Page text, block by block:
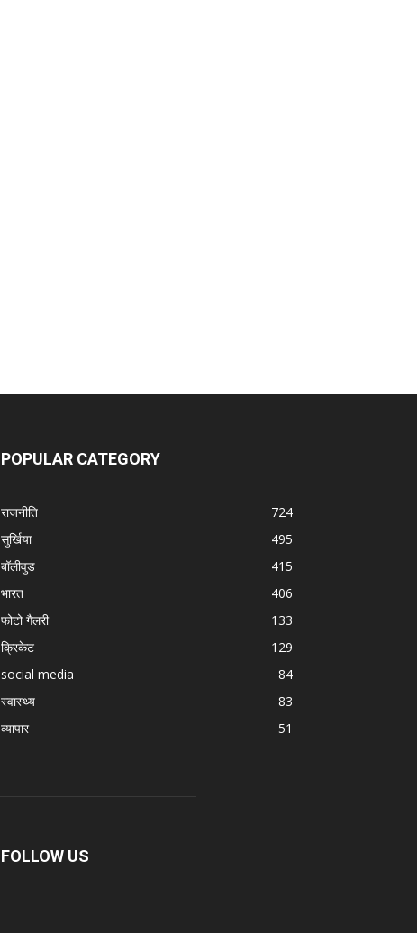
POPULAR CATEGORY
राजनीति
724
सुर्खिया
495
बॉलीवुड
415
भारत
406
फोटो गैलरी
133
क्रिकेट
129
social media
84
स्वास्थ्य
83
व्यापार
51
FOLLOW US